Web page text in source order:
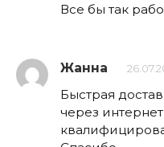
Все бы так
Жанна
Быстрая
через